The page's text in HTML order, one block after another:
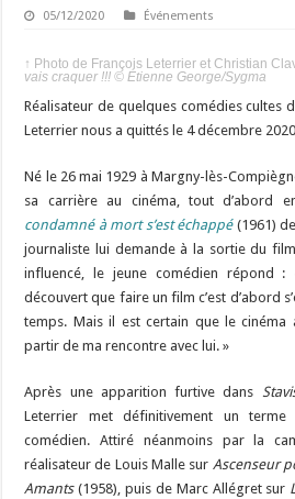
05/12/2020 Événements
↑ Photo de François Leterrier et Christian
vais craquer !!! © Étienne George/Sygma
Réalisateur de quelques comédies cultes
Leterrier nous a quittés le 4 décembre
Né le 26 mai 1929 à Margny-lès-
sa carrière au cinéma, tout d’abord
condamné à mort s’est échappé(1961)
journaliste lui demande à la sortie du
influencé, le jeune comédien répond :
découvert que faire un film c’est d’abord
temps. Mais il est certain que le
partir de ma rencontre avec lui. »
Après une apparition furtive dans
Leterrier met définitivement un
comédien. Attiré néanmoins par la
réalisateur de Louis Malle sur Ascenseur
Amants(1958), puis de Marc Allégret sur